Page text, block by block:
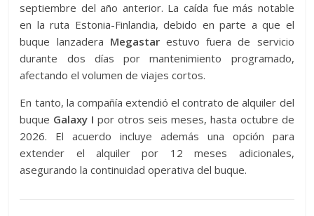
septiembre del año anterior. La caída fue más notable
en la ruta Estonia-Finlandia, debido en parte a que el
buque lanzadera Megastarestuvo fuera de servicio
durante dos días por mantenimiento programado,
afectando el volumen de viajes cortos.
En tanto, la compañía extendió el contrato de alquiler del
buque Galaxy I por otros seis meses, hasta octubre de
2026. El acuerdo incluye además una opción para
extender el alquiler por 12 meses adicionales,
asegurando la continuidad operativa del buque.